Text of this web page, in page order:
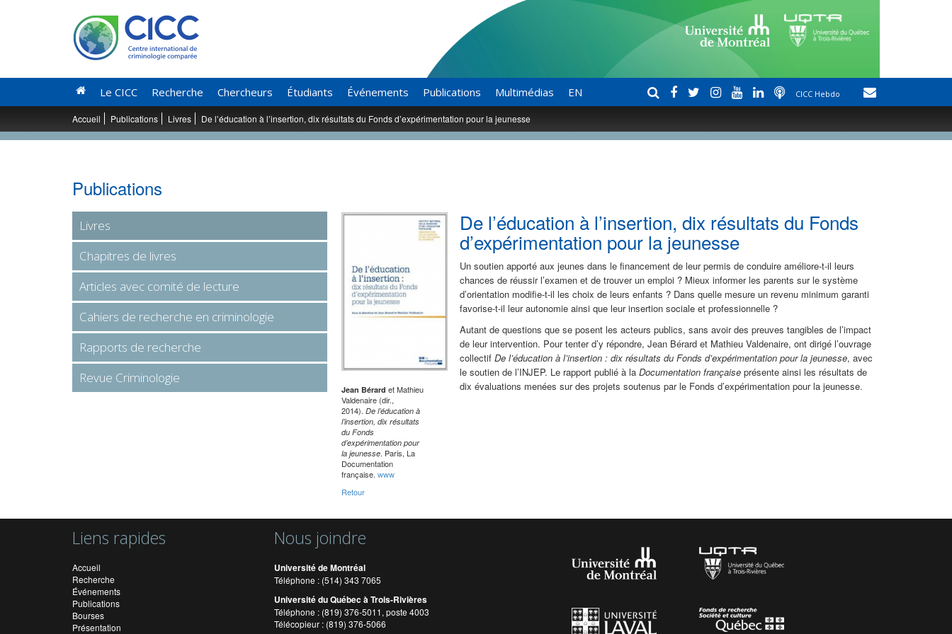
Le CICC Recherche Chercheurs Étudiants Événements Publications Multimédias EN CICC Hebdo
Accueil Publications Livres De l’éducation à l’insertion, dix résultats du Fonds d’expérimentation pour la jeunesse
De l’éducation à l’insertion, dix résultats du Fonds
d’expérimentation pour la jeunesse
Un soutien apporté aux jeunes dans le financement de leur permis de conduire améliore-t-il leurs
chances de réussir l’examen et de trouver un emploi ? Mieux informer les parents sur le système
d’orientation modifie-t-il les choix de leurs enfants ? Dans quelle mesure un revenu minimum garanti
favorise-t-il leur autonomie ainsi que leur insertion sociale et professionnelle ?
Autant de questions que se posent les acteurs publics, sans avoir des preuves tangibles de l’impact
de leur intervention. Pour tenter d’y répondre, Jean Bérard et Mathieu Valdenaire, ont dirigé l’ouvrage
collectif De l’éducation à l’insertion : dix résultats du Fonds d’expérimentation pour la jeunesse, avec
le soutien de l’INJEP. Le rapport publié à la Documentation françaiseprésente ainsi les résultats de
dix évaluations menées sur des projets soutenus par le Fonds d’expérimentation pour la jeunesse.
Jean Bérard et Mathieu
Valdenaire (dir.,
2014). De l’éducation à
l’insertion, dix résultats
du Fonds
d’expérimentation pour
la jeunesse. Paris, La
Documentation
française. www
Retour
Publications
Livres
Chapitres de livres
Articles avec comité de lecture
Cahiers de recherche en criminologie
Rapports de recherche
Revue Criminologie
Liens rapides
Accueil
Recherche
Événements
Publications
Bourses
Présentation
Nous joindre
Université de Montréal
Téléphone : (514) 343 7065
Université du Québec à Trois-Rivières
Téléphone : (819) 376-5011, poste 4003
Télécopieur : (819) 376-5066